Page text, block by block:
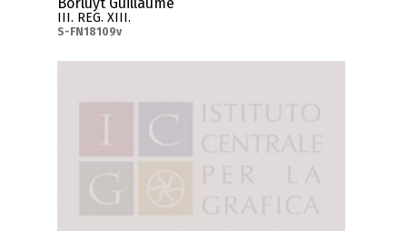
Borluyt Guillaume
III. REG. XIII.
S-FN18109v